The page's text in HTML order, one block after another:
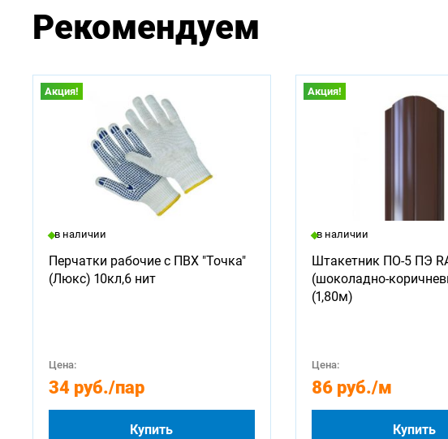
Рекомендуем
Акция!
в наличии
Перчатки рабочие с ПВХ "Точка"
(Люкс) 10кл,6 нит
Цена:
34 руб./пар
Купить
Акция!
в наличии
Штакетник ПО-5 ПЭ
(шоколадно-
(1,80м)
Цена:
86 руб./м
Купить